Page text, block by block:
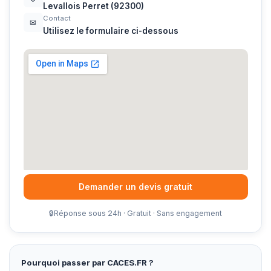
Levallois Perret (92300)
✉
Contact
Utilisez le formulaire ci-dessous
Demander un devis gratuit
🔒Réponse sous 24h · Gratuit · Sans engagement
Pourquoi passer par CACES.FR ?